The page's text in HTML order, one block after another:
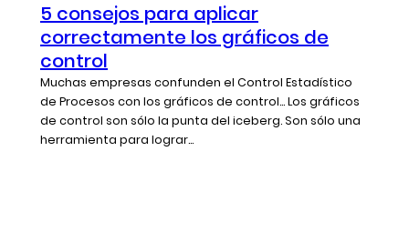
5 consejos para aplicar
correctamente los gráficos de
control
Muchas empresas confunden el Control Estadístico
de Procesos con los gráficos de control... Los gráficos
de control son sólo la punta del iceberg. Son sólo una
herramienta para lograr...